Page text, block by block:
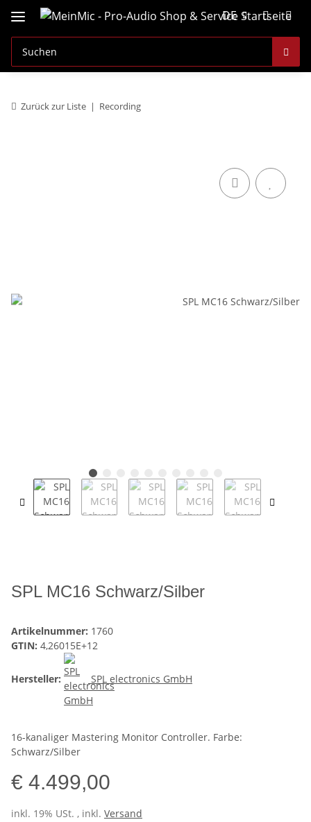
DE
Zurück zur Liste Recording
SPL MC16 Schwarz/Silber
Artikelnummer: 1760
GTIN: 4,26015E+12
Hersteller: SPL electronics GmbH
16-kanaliger Mastering Monitor Controller. Farbe:
Schwarz/Silber
€ 4.499,00
inkl. 19% USt. , inkl. Versand